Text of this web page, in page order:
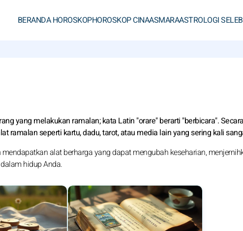
BERANDA HOROSKOPHOROSKOP CINAASMARAASTROLOGI
yang melakukan ramalan; kata Latin "orare" berarti "berbicara".
ramalan seperti kartu, dadu, tarot, atau media lain yang sering kali
alat berharga yang dapat mengubah keseharian,
hidup Anda.